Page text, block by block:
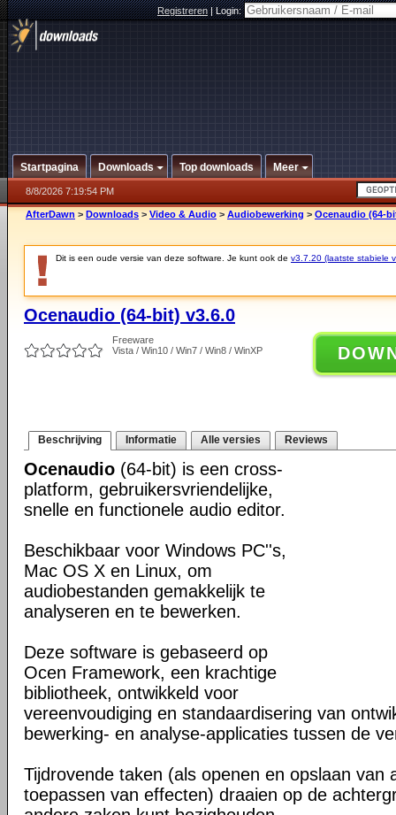
Registreren|Login:
Startpagina Downloads Top downloads Meer
8/8/2026 7:19:54 PM
AfterDawn > Downloads > Video & Audio > Audiobewerking > Ocenaudio (64-
Dit is een oude versie van deze software. Je kunt ook de v3.7.20 (laatste stabiele
Ocenaudio (64-bit) v3.6.0
Freeware
Vista / Win10 / Win7 / Win8 / WinXP
Beschrijving Informatie Alle versies Reviews
Ocenaudio (64-bit) is een cross-
platform, gebruikersvriendelijke,
snelle en functionele audio editor.
Beschikbaar voor Windows PC''s,
Mac OS X en Linux, om
audiobestanden gemakkelijk te
analyseren en te bewerken.
Deze software is gebaseerd op
Ocen Framework, een krachtige
bibliotheek, ontwikkeld voor
vereenvoudiging en standaardisering van
bewerking- en analyse-applicaties tussen de
Tijdrovende taken (als openen en opslaan van
toepassen van effecten) draaien op de